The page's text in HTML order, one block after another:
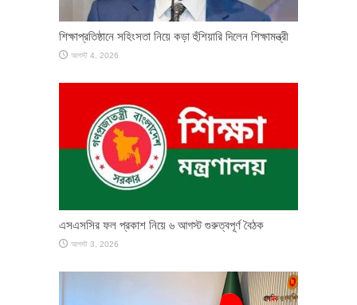
শিক্ষাপ্রতিষ্ঠানে সহিংসতা নিয়ে কড়া হুঁশিয়ারি দিলেন শিক্ষামন্ত্রী
আগস্ট 4, 2026
এসএসসির ফল প্রকাশ নিয়ে ৬ আগস্ট গুরুত্বপূর্ণ বৈঠক
আগস্ট 3, 2026